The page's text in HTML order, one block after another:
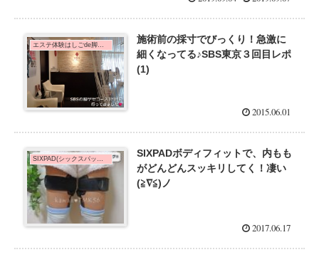
エステ体験はしごde脚痩せダイエット！
施術前の採寸でびっくり！急激に
細くなってる♪SBS東京３回目レポ
(1)
2015.06.01
SIXPAD(シックスパッド)de脚やせ
SIXPADボディフィットで、内もも
がどんどんスッキリしてく！凄い
(≧∇≦)ノ
2017.06.17